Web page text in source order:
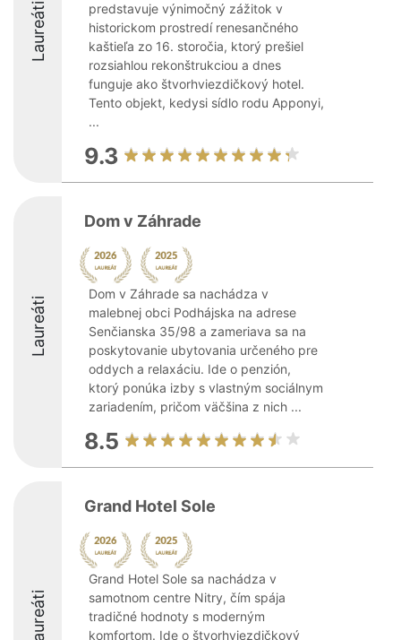
Laureáti
predstavuje výnimočný zážitok v
historickom prostredí renesančného
kaštieľa zo 16. storočia, ktorý prešiel
rozsiahlou rekonštrukciou a dnes
funguje ako štvorhviezdičkový hotel.
Tento objekt, kedysi sídlo rodu Apponyi,
...
9.3
Laureáti
Dom v Záhrade
Dom v Záhrade sa nachádza v
malebnej obci Podhájska na adrese
Senčianska 35/98 a zameriava sa na
poskytovanie ubytovania určeného pre
oddych a relaxáciu. Ide o penzión,
ktorý ponúka izby s vlastným sociálnym
zariadením, pričom väčšina z nich ...
8.5
Laureáti
Grand Hotel Sole
Grand Hotel Sole sa nachádza v
samotnom centre Nitry, čím spája
tradičné hodnoty s moderným
komfortom. Ide o štvorhviezdičkový